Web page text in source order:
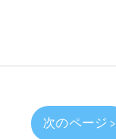
次のページ >